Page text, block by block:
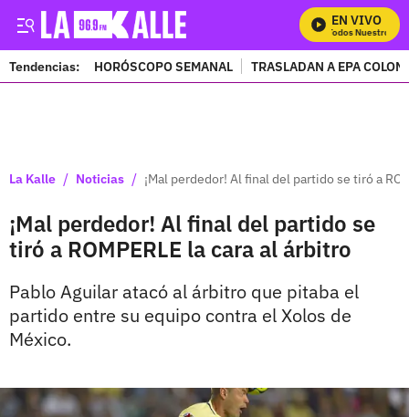
EN VIVO
Mira Todos Nuestros
Tendencias: HORÓSCOPO SEMANAL TRASLADAN A EPA
La Kalle / Noticias / ¡Mal perdedor! Al final del partido se tiró a
¡Mal perdedor! Al final del partido se
tiró a ROMPERLE la cara al árbitro
Pablo Aguilar atacó al árbitro que pitaba el
partido entre su equipo contra el Xolos de
México.